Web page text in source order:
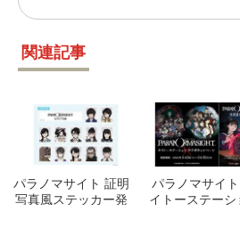
関連記事
パラノマサイト 証明
写真風ステッカー発
パラノマサイ
イトーステーシ